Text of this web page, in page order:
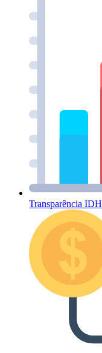
Transparência IDH